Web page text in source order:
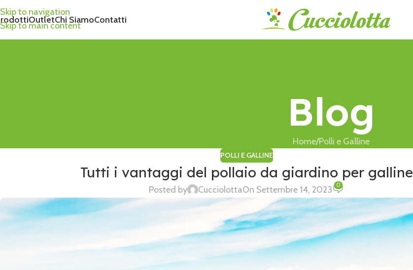
Skip to navigation
Skip to main content
OutletChi SiamoContatti
Blog
Home Polli e Galline
POLLI E GALLINE
Tutti i vantaggi del pollaio da giardino per galline
Posted by CucciolottaOn Settembre 14, 2023 0